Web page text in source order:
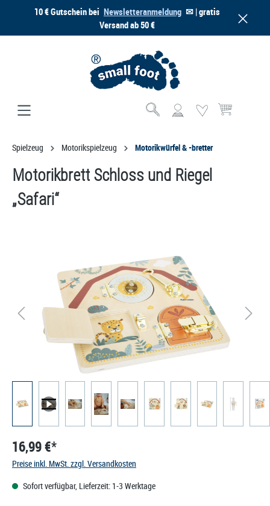
springen10 € Gutschein bei Newsletteranmeldung ✉ | gratis
Versand ab 50 €
Warenkorb
Spielzeug Motorikspielzeug Motorikwürfel & -bretter
Motorikbrett Schloss und Riegel
„Safari“
16,99 €*
Preise inkl. MwSt. zzgl. Versandkosten
Sofort verfügbar, Lieferzeit: 1-3 Werktage